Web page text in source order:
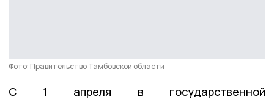
Фото: Правительство Тамбовской области
С 1 апреля в государственной